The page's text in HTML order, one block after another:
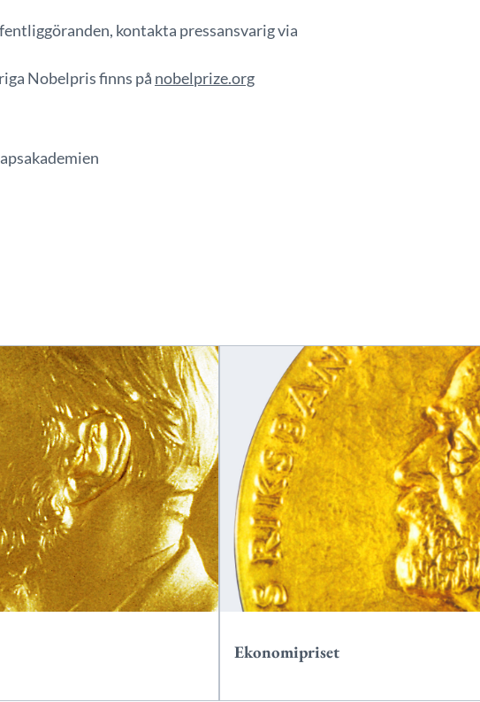
kontakta pressansvarig via
Nobelpris finns på nobelprize.org
Ekonomipriset